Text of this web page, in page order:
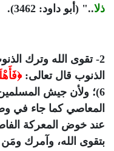
ذلا.." (أبو داود: 3462).
2- تقوى الله وترك
الذنوب قال تعالى:
6)؛ ولأن جيش
المعاصي كما جاء في
عند خوض المعركة
بتقوى الله، وآمرك